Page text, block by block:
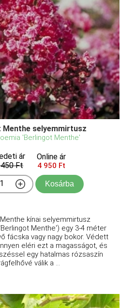
Menthe selyemmirtusz
'Berlingot Menthe'
ár
Ft
Online ár
4 950 Ft
Kosárba
kínai selyemmirtusz
Menthe') egy 3-4 méter
fácska vagy nagy bokor. Védett
eléri ezt a magasságot, és
egy hatalmas rózsaszín
válik a ...